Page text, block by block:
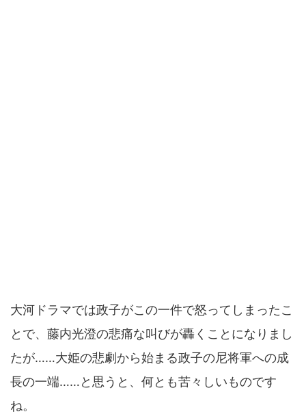
大河ドラマでは政子がこの一件で怒ってしまったこ
とで、藤内光澄の悲痛な叫びが轟くことになりまし
たが……大姫の悲劇から始まる政子の尼将軍への成
長の一端……と思うと、何とも苦々しいものです
ね。